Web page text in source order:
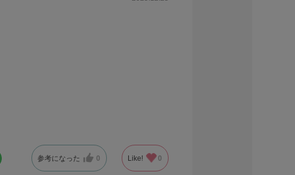
参考になった 0 Like! 0